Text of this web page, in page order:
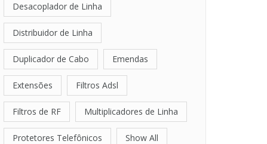
Desacoplador de Linha
Distribuidor de Linha
Duplicador de Cabo Emendas
Extensões Filtros Adsl
Filtros de RF Multiplicadores de Linha
Protetores Telefônicos Show All